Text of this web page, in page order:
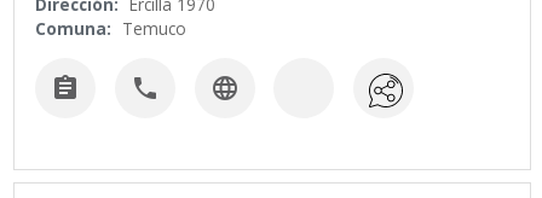
Comuna: Temuco
  